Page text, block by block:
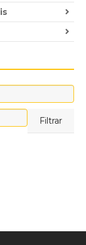
Filtrar